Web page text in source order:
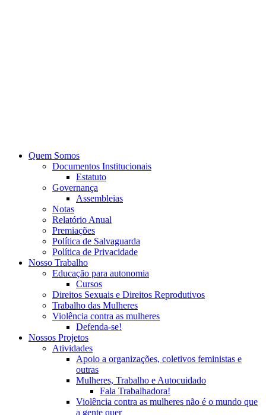
Quem Somos
Documentos Institucionais
Estatuto
Governança
Assembleias
Notas
Relatório Anual
Premiações
Política de Salvaguarda
Política de Privacidade
Nosso Trabalho
Educação para autonomia
Cursos
Direitos Sexuais e Direitos Reprodutivos
Trabalho das Mulheres
Violência contra as mulheres
Defenda-se!
Nossos Projetos
Atividades
Apoio a organizações, coletivos feministas e
outras
Mulheres, Trabalho e Autocuidado
Fala Trabalhadora!
Violência contra as mulheres não é o mundo que
a gente quer